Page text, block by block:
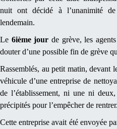
nuit ont décidé à l’unanimité
lendemain.
Le 6ième jour de grève, les
douter d’une possible fin de grève
Rassemblés, au petit matin, devant
véhicule d’une entreprise de
de l’établissement, ni une ni
précipités pour l’empêcher de rentrer.
Cette entreprise avait été envoyée